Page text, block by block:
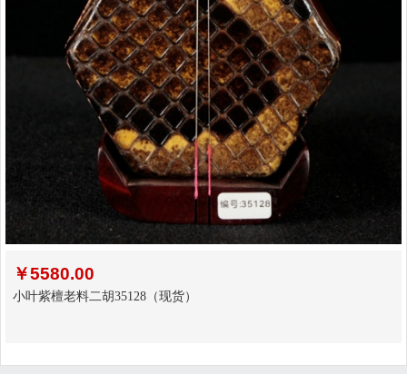
￥5580.00
小叶紫檀老料二胡35128（现货）